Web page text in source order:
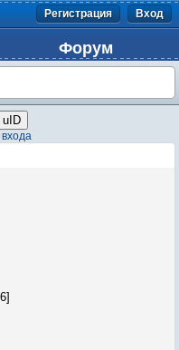
Регистрация Вход
Форум
uID